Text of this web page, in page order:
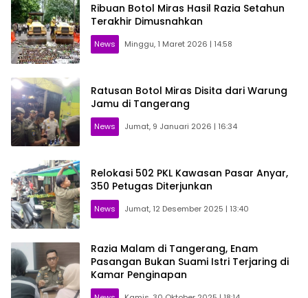
Ribuan Botol Miras Hasil Razia Setahun
Terakhir Dimusnahkan
News Minggu, 1 Maret 2026 | 14:58
Ratusan Botol Miras Disita dari Warung
Jamu di Tangerang
News Jumat, 9 Januari 2026 | 16:34
Relokasi 502 PKL Kawasan Pasar Anyar,
350 Petugas Diterjunkan
News Jumat, 12 Desember 2025 | 13:40
Razia Malam di Tangerang, Enam
Pasangan Bukan Suami Istri Terjaring di
Kamar Penginapan